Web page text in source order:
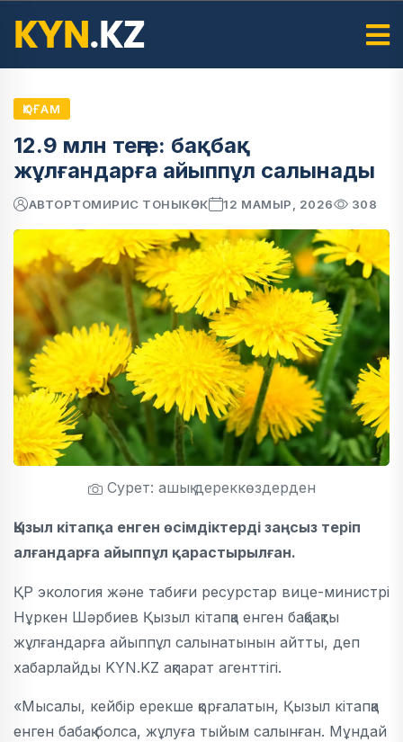
ҚОҒАМ
12.9 млн теңге: бақбақ
жұлғандарға айыппұл салынады
АВТОРТОМИРИС ТОНЫКӨК 12 МАМЫР, 2026 308
Сурет: ашық дереккөздерден
Қызыл кітапқа енген өсімдіктерді заңсыз теріп
алғандарға айыппұл қарастырылған.
ҚР экология және табиғи ресурстар вице-министрі
Нұркен Шәрбиев Қызыл кітапқа енген бақбақты
жұлғандарға айыппұл салынатынын айтты, деп
хабарлайды KYN.KZ ақпарат агенттігі.
«Мысалы, кейбір ерекше қорғалатын, Қызыл кітапқа
енген бабақ болса, жұлуға тыйым салынған. Мұндай